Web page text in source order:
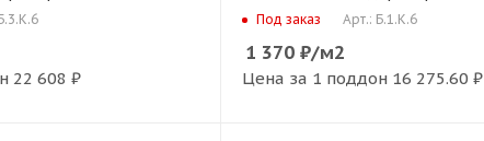
22 608 ₽
Под заказ Арт.: Б.1.К.6
1 370 ₽/м2
Цена за 1 поддон 16 275.60 ₽